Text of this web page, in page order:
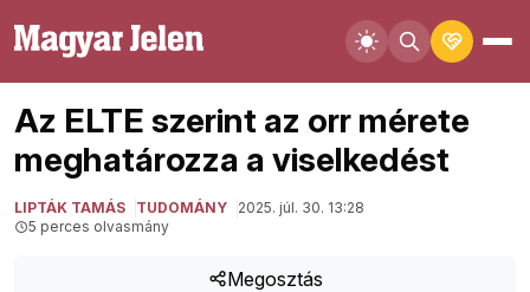
Az ELTE szerint az orr mérete
meghatározza a viselkedést
LIPTÁK TAMÁS TUDOMÁNY
2025. júl. 30. 13:28
5 perces olvasmány
Megosztás